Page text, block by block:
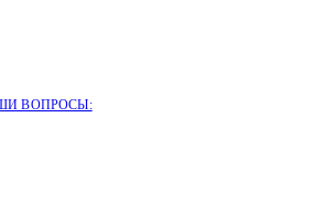
ВОПРОСЫ: